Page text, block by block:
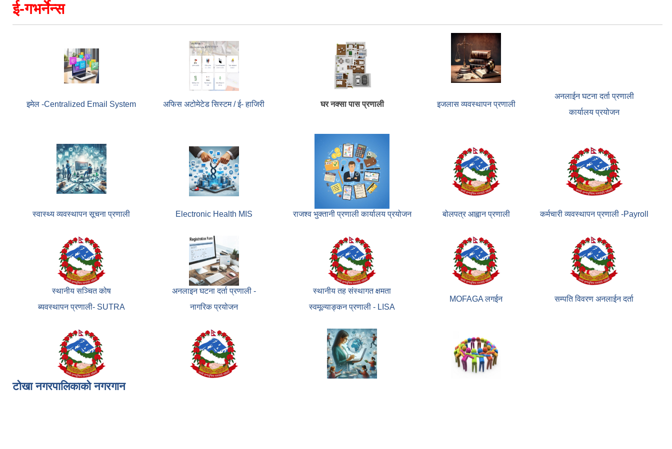
ई-गभर्नेन्स
इमेल -Centralized Email System अफिस अटोमेटेड सिस्टम / ई- हाजिरी घर नक्सा पास प्रणाली इजलास व्यवस्थापन प्रणाली
अनलाईन घटना दर्ता प्रणाली
कार्यालय प्रयोजन
स्वास्थ्य व्यवस्थापन सूचना प्रणाली Electronic Health MIS राजश्व भुक्तानी प्रणाली कार्यालय प्रयोजन बोलपत्र आह्वान प्रणाली कर्मचारी व्यवस्थापन प्रणाली -Payroll
स्थानीय सञ्चित कोष
ब्यवस्थापन प्रणाली- SUTRA
अनलाइन घटना दर्ता प्रणाली-
नागरिक प्रयोजन
स्थानीय तह संस्थागत क्षमता
स्वमूल्याङ्कन प्रणाली - LISA
MOFAGA लगईन सम्पति विवरण अनलाईन दर्ता
टोखा नगरपालिकाको नगरगान